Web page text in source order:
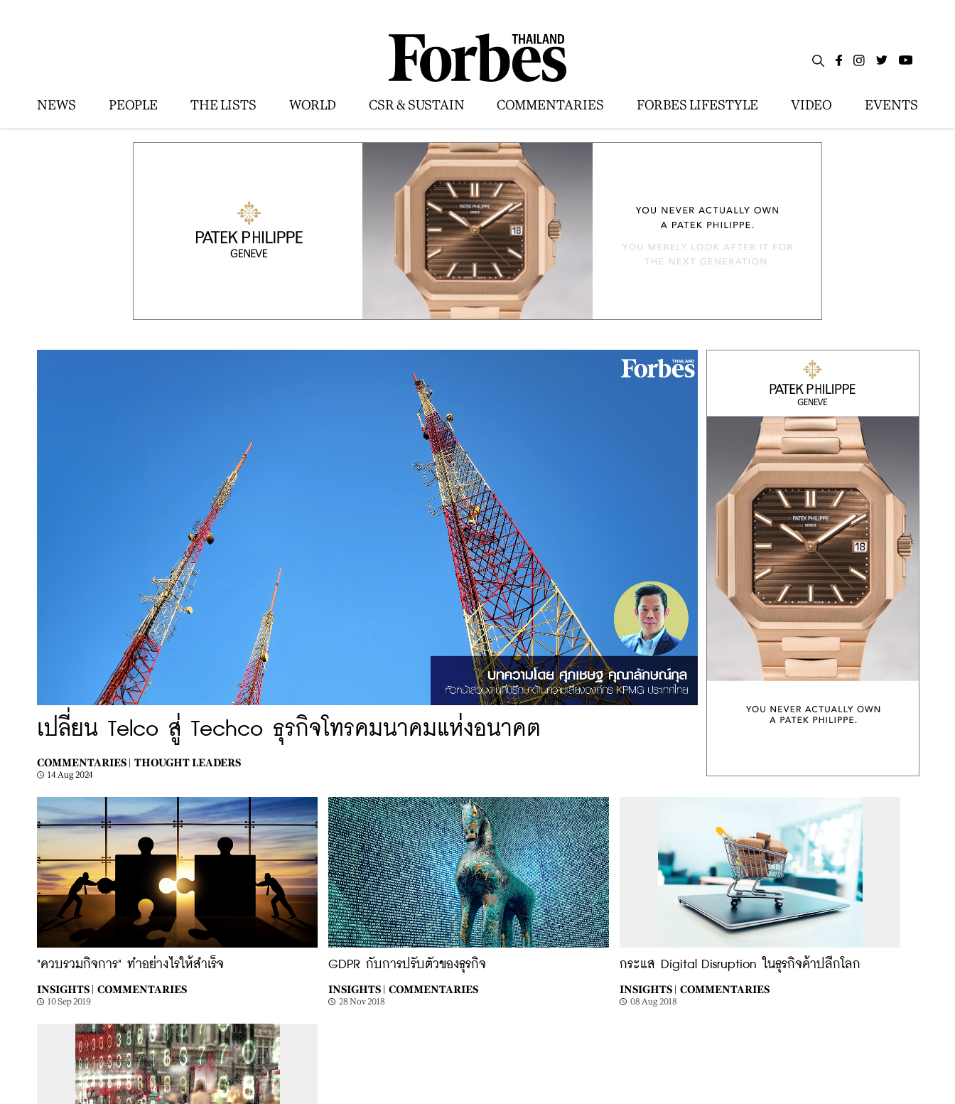
NEWS PEOPLE THE LISTS WORLD CSR & SUSTAIN COMMENTARIES FORBES LIFESTYLE VIDEO EVENTS
เปลี่ยน Telco สู่ Techco ธุรกิจโทรคมนาคมแห่งอนาคต
COMMENTARIES | THOUGHT LEADERS
14 Aug 2024
"ควบรวมกิจการ" ทำอย่างไรให้สำเร็จ
INSIGHTS | COMMENTARIES
10 Sep 2019
GDPR กับการปรับตัวของธุรกิจ
INSIGHTS | COMMENTARIES
28 Nov 2018
กระแส Digital Disruption ในธุรกิจค้าปลีกโลก
INSIGHTS | COMMENTARIES
08 Aug 2018